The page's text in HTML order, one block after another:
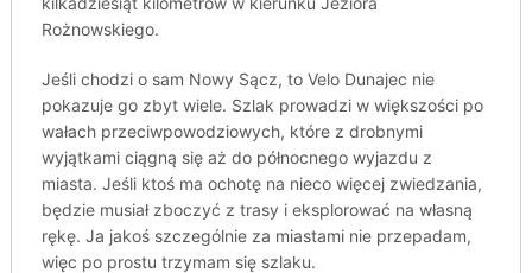
Rożnowskiego.
Jeśli chodzi o sam Nowy Sącz, to Velo Dunajec nie
pokazuje go zbyt wiele. Szlak prowadzi w większości po
wałach przeciwpowodziowych, które z drobnymi
wyjątkami ciągną się aż do północnego wyjazdu z
miasta. Jeśli ktoś ma ochotę na nieco więcej zwiedzania,
będzie musiał zboczyć z trasy i eksplorować na własną
rękę. Ja jakoś szczególnie za miastami nie przepadam,
więc po prostu trzymam się szlaku.